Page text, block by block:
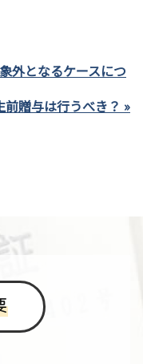
外となるケースにつ
前贈与は行うべき？ »